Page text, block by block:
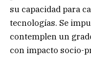
su capacidad para
tecnologías. Se
contemplen un
con impacto socio-